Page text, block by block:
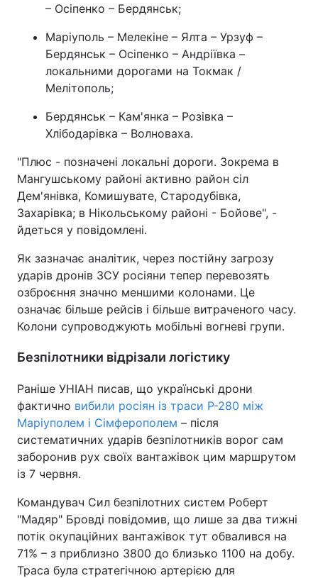
– Осіпенко – Бердянськ;
Маріуполь – Мелекіне – Ялта – Урзуф –
Бердянськ – Осіпенко – Андріївка –
локальними дорогами на Токмак /
Мелітополь;
Бердянськ – Кам'янка – Розівка –
Хлібодарівка – Волноваха.
"Плюс - позначені локальні дороги. Зокрема в
Мангушському районі активно район сіл
Дем'янівка, Комишувате, Стародубівка,
Захарівка; в Нікольському районі - Бойове", -
йдеться у повідомлені.
Як зазначає аналітик, через постійну загрозу
ударів дронів ЗСУ росіяни тепер перевозять
озброєння значно меншими колонами. Це
означає більше рейсів і більше витраченого часу.
Колони супроводжують мобільні вогневі групи.
Безпілотники відрізали логістику
Раніше УНІАН писав, що українські дрони
фактично вибили росіян із траси Р-280 між
Маріуполем і Сімферополем – після
систематичних ударів безпілотників ворог сам
заборонив рух своїх вантажівок цим маршрутом
із 7 червня.
Командувач Сил безпілотних систем Роберт
"Мадяр" Бровді повідомив, що лише за два тижні
потік окупаційних вантажівок тут обвалився на
71% – з приблизно 3800 до близько 1100 на добу.
Траса була стратегічною артерією для